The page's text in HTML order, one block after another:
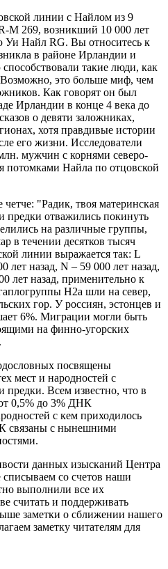
линии с Найлом из 9
M 269, возникший 10 000 лет
Уи Найл RG. Вы относитесь к
в районе Ирландии и
такие люди, как
это больше миф, чем
Как говорят он был
Ирландии в конце 4 века до
о девяти заложниках,
хотя правдивые истории
его жизни. Исследователи
мужчин с корнями северо-
потомками Найла по отцовской
четче:
Радик, твоя материнская
предки отважились покинуть
на различные группы,
в течении десятков тысяч
линии выражается так: L
лет назад, N – 59 000 лет назад,
лет назад, применительно к
Н2а шли на север,
гор. У россиян, эстонцев и
6%. Миграции могли быть
на финно-угорских
.
посвящены
мест и народностей с
предки. Всем известно, что в
0,5% до 3% ДНК
с кем приходилось
связаны с нынешними
данных изысканий Центра
со счетов наши
выполнили все их
считать и поддерживать
заметки о сближении нашего
заметку читателям для